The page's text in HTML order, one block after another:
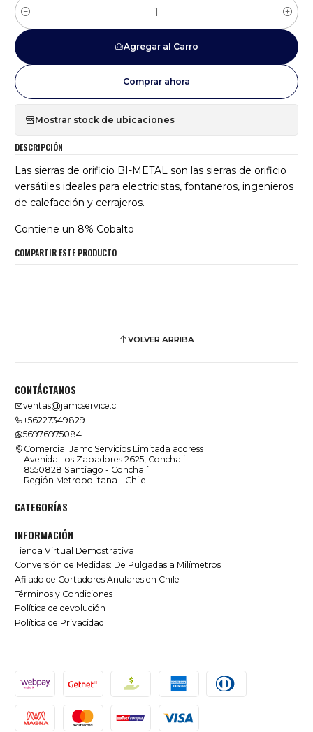
Cantidad
Agregar al Carro
Comprar ahora
Mostrar stock de ubicaciones
DESCRIPCIÓN
Las sierras de orificio BI-METAL son las sierras de orificio
versátiles ideales para electricistas, fontaneros, ingenieros
de calefacción y cerrajeros.
Contiene un 8% Cobalto
COMPARTIR ESTE PRODUCTO
VOLVER ARRIBA
CONTÁCTANOS
ventas@jamcservice.cl
+56227349829
56976975084
Comercial Jamc Servicios Limitada address
Avenida Los Zapadores 2625, Conchali
8550828 Santiago - Conchalí
Región Metropolitana - Chile
CATEGORÍAS
INFORMACIÓN
Tienda Virtual Demostrativa
Conversión de Medidas: De Pulgadas a Milímetros
Afilado de Cortadores Anulares en Chile
Términos y Condiciones
Política de devolución
Política de Privacidad